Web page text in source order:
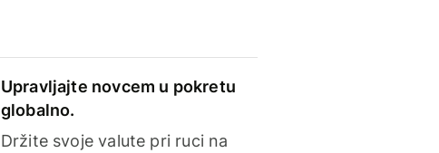
Upravljajte novcem u pokretu
globalno.
Držite svoje valute pri ruci na